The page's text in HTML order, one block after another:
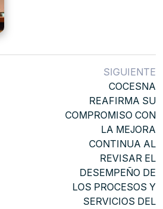
SIGUIENTE
COCESNA
REAFIRMA SU
COMPROMISO CON
LA MEJORA
CONTINUA AL
REVISAR EL
DESEMPEÑO DE
LOS PROCESOS Y
SERVICIOS DEL